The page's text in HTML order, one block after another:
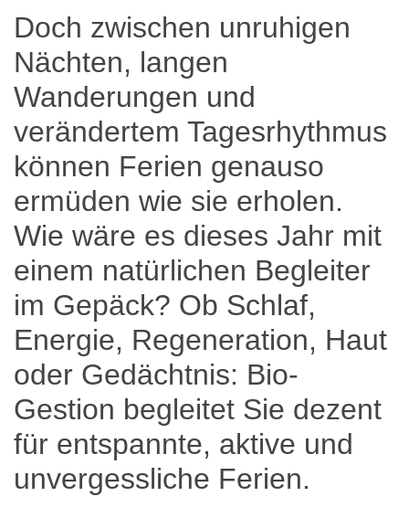
Doch zwischen unruhigen
Nächten, langen
Wanderungen und
verändertem Tagesrhythmus
können Ferien genauso
ermüden wie sie erholen.
Wie wäre es dieses Jahr mit
einem natürlichen Begleiter
im Gepäck? Ob Schlaf,
Energie, Regeneration, Haut
oder Gedächtnis: Bio-
Gestion begleitet Sie dezent
für entspannte, aktive und
unvergessliche Ferien.